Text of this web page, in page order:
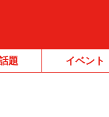
題 イベント